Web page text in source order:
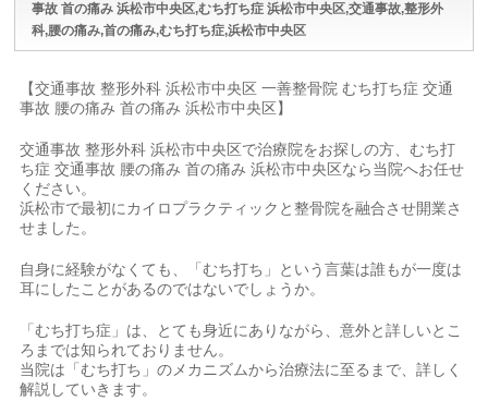
事故 首の痛み 浜松市中央区,むち打ち症 浜松市中央区,交通事故,整形外
科,腰の痛み,首の痛み,むち打ち症,浜松市中央区
【交通事故 整形外科 浜松市中央区 一善整骨院 むち打ち症 交通
事故 腰の痛み 首の痛み 浜松市中央区】
交通事故 整形外科 浜松市中央区で治療院をお探しの方、むち打
ち症 交通事故 腰の痛み 首の痛み 浜松市中央区なら当院へお任せ
ください。
浜松市で最初にカイロプラクティックと整骨院を融合させ開業さ
せました。
自身に経験がなくても、「むち打ち」という言葉は誰もが一度は
耳にしたことがあるのではないでしょうか。
「むち打ち症」は、とても身近にありながら、意外と詳しいとこ
ろまでは知られておりません。
当院は「むち打ち」のメカニズムから治療法に至るまで、詳しく
解説していきます。